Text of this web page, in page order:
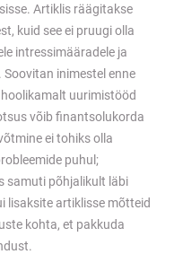
Artiklis räägitakse
kuid see ei pruugi olla
intressimääradele ja
inimestel enne
uurimistööd
võib finantsolukorda
ei tohiks olla
puhul;
samuti põhjalikult läbi
lisaksite artiklisse mõtteid
kohta, et pakkuda